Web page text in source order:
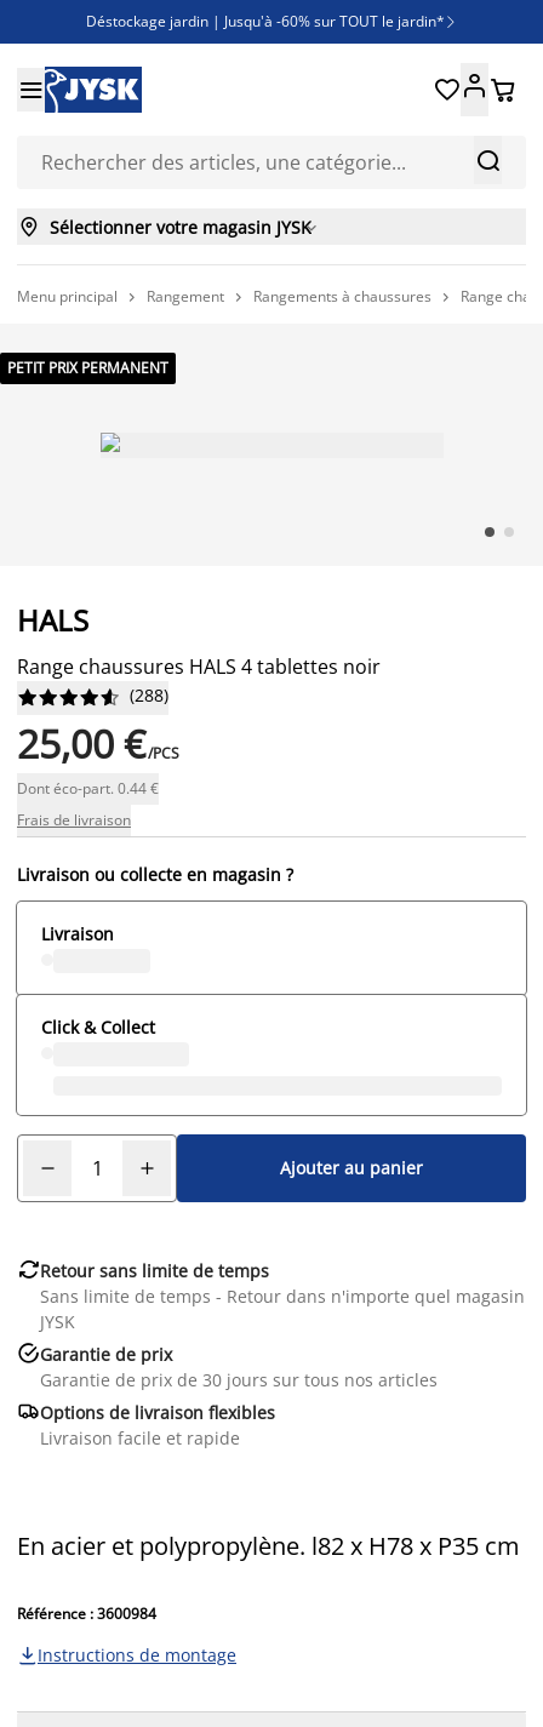
Déstockage jardin | Jusqu'à -60% sur TOUT le jardin* 
Jusqu'à -50% sur une sélection literie
Découvrez les nouveautés de la collection


 
 Sélectionner votre magasin JYSK
Menu principal  Rangement  Rangements à chaussures  Range
PETIT PRIX PERMANENT
HALS
Range chaussures HALS 4 tablettes noir





 (288)
25,00 €/PCS
Dont éco-part. 0.44 €
Frais de livraison
Livraison ou collecte en magasin ?
Livraison
Click & Collect
Ajouter au panier
Retour sans limite de temps
Sans limite de temps - Retour dans n'importe quel magasin
JYSK
Garantie de prix
Garantie de prix de 30 jours sur tous nos articles
Options de livraison flexibles
Livraison facile et rapide
En acier et polypropylène. l82 x H78 x P35 cm
Référence : 3600984
 Instructions de montage